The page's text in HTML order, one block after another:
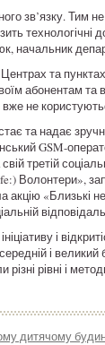
зв’язку.
начальник
та
абонентам
не
та надає
GSM-
третій
Волонтери»,
акцію
і
і великий
рівні і
дитячому